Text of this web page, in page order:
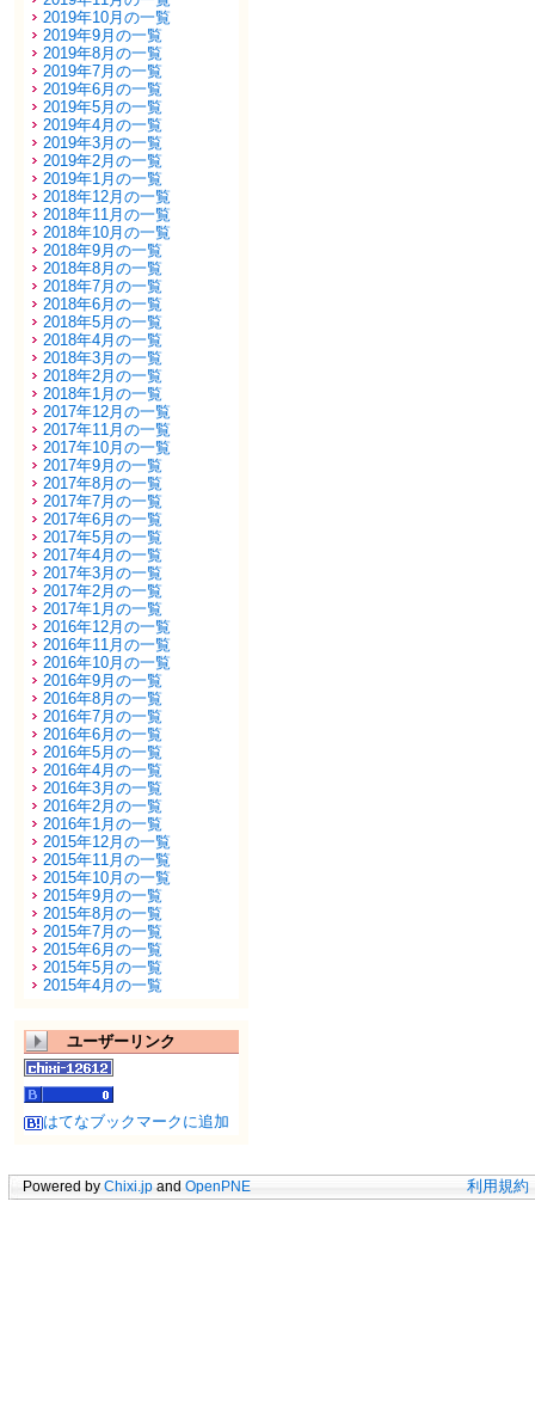
2019年10月の一覧
2019年9月の一覧
2019年8月の一覧
2019年7月の一覧
2019年6月の一覧
2019年5月の一覧
2019年4月の一覧
2019年3月の一覧
2019年2月の一覧
2019年1月の一覧
2018年12月の一覧
2018年11月の一覧
2018年10月の一覧
2018年9月の一覧
2018年8月の一覧
2018年7月の一覧
2018年6月の一覧
2018年5月の一覧
2018年4月の一覧
2018年3月の一覧
2018年2月の一覧
2018年1月の一覧
2017年12月の一覧
2017年11月の一覧
2017年10月の一覧
2017年9月の一覧
2017年8月の一覧
2017年7月の一覧
2017年6月の一覧
2017年5月の一覧
2017年4月の一覧
2017年3月の一覧
2017年2月の一覧
2017年1月の一覧
2016年12月の一覧
2016年11月の一覧
2016年10月の一覧
2016年9月の一覧
2016年8月の一覧
2016年7月の一覧
2016年6月の一覧
2016年5月の一覧
2016年4月の一覧
2016年3月の一覧
2016年2月の一覧
2016年1月の一覧
2015年12月の一覧
2015年11月の一覧
2015年10月の一覧
2015年9月の一覧
2015年8月の一覧
2015年7月の一覧
2015年6月の一覧
2015年5月の一覧
2015年4月の一覧
ユーザーリンク
はてなブックマークに追加
Powered by Chixi.jp and OpenPNE 利用規約